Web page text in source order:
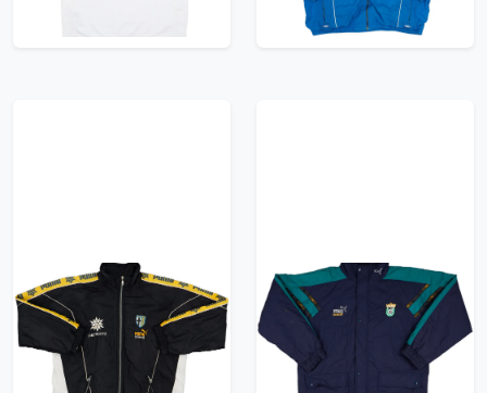
Trikot kaufen
1995-96 Parma Puma
King Padded Bench
Coat - 5/10 - (XL)
119.99£ · ca. €142
2000-02 Andalusia
Puma King Padded
Bench Coat - 6/10 -
119.99£ · ca. €142